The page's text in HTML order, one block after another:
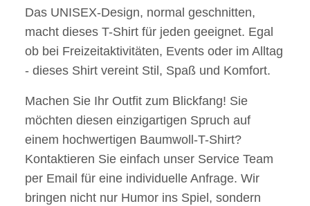
Das UNISEX-Design, normal geschnitten,
macht dieses T-Shirt für jeden geeignet. Egal
ob bei Freizeitaktivitäten, Events oder im Alltag
- dieses Shirt vereint Stil, Spaß und Komfort.
Machen Sie Ihr Outfit zum Blickfang! Sie
möchten diesen einzigartigen Spruch auf
einem hochwertigen Baumwoll-T-Shirt?
Kontaktieren Sie einfach unser Service Team
per Email für eine individuelle Anfrage. Wir
bringen nicht nur Humor ins Spiel, sondern